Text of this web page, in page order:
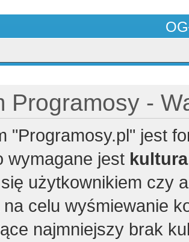
Programosy -
"Programosy.pl" jest
wymagane jest
użytkownikiem czy
na celu wyśmiewanie
najmniejszy brak